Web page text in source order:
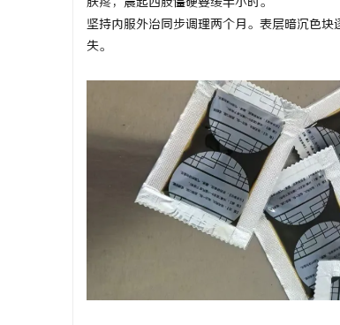
肤疼，晨起四肢僵硬要缓半小时。
坚持内服外治同步调理两个月。表层暗沉色
失。